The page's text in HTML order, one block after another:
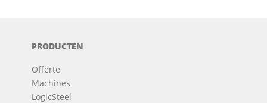
PRODUCTEN
Offerte
Machines
LogicSteel